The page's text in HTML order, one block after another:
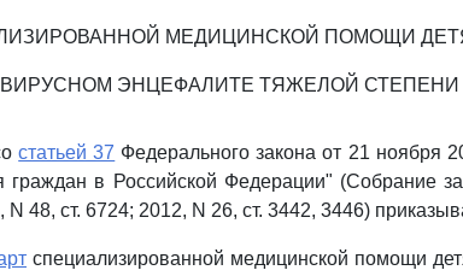
МЕДИЦИНСКОЙ ПОМОЩИ
ВИРУСНОМ ЭНЦЕФАЛИТЕ ТЯЖЕЛОЙ СТЕПЕНИ
статьей 37 Федерального закона от 21 ноября
граждан в Российской Федерации" (Собрание
48, ст. 6724; 2012, N 26, ст. 3442, 3446)
специализированной медицинской помощи